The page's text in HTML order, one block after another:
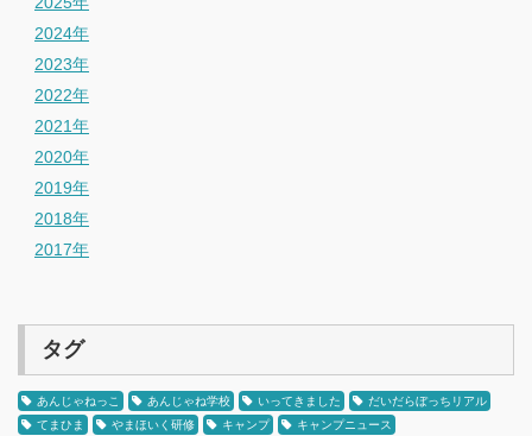
2024年
2023年
2022年
2021年
2020年
2019年
2018年
2017年
タグ
あんじゃねっこ あんじゃね学校 いってきました
だいだらぼっちリアル
てまひま
やまほいく研修 キャンプ
キャンプニュース